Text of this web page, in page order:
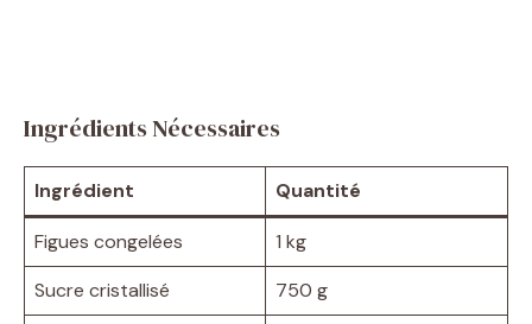
Ingrédients Nécessaires
Ingrédient Quantité
Figues congelées
1 kg
Sucre cristallisé
750 g